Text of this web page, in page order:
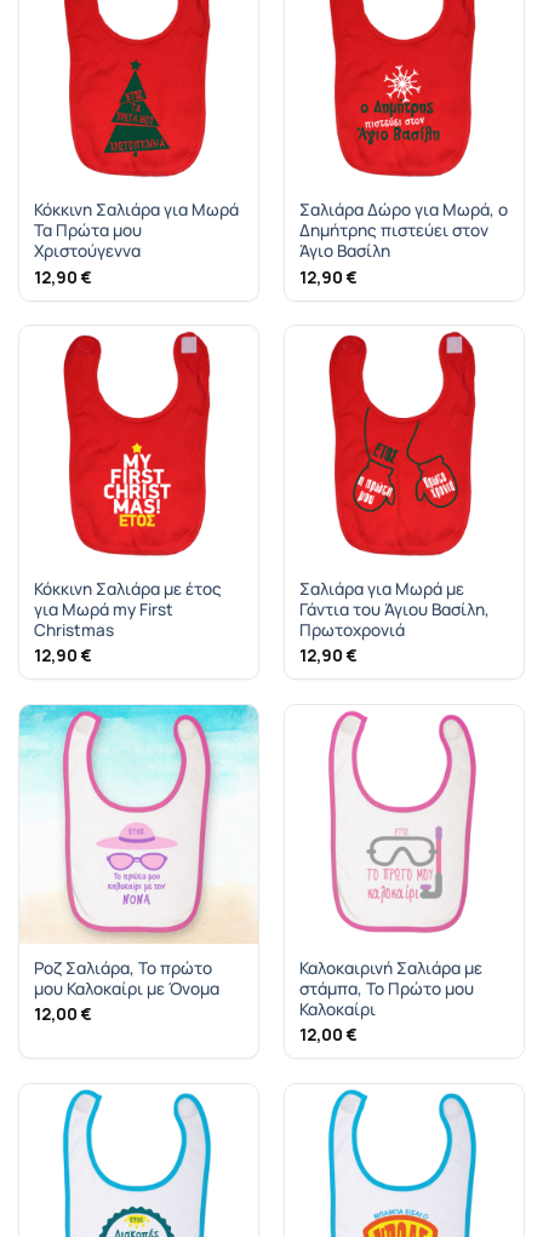
Κόκκινη Σαλιάρα για Μωρά
Τα Πρώτα μου
Χριστούγεννα
12,90 €
Σαλιάρα Δώρο για Μωρά, ο
Δημήτρης πιστεύει στον
Άγιο Βασίλη
12,90 €
Κόκκινη Σαλιάρα με έτος
για Μωρά my First
Christmas
12,90 €
Σαλιάρα για Μωρά με
Γάντια του Άγιου Βασίλη,
Πρωτοχρονιά
12,90 €
Ροζ Σαλιάρα, Το πρώτο
μου Καλοκαίρι με Όνομα
12,00 €
Καλοκαιρινή Σαλιάρα με
στάμπα, Το Πρώτο μου
Καλοκαίρι
12,00 €